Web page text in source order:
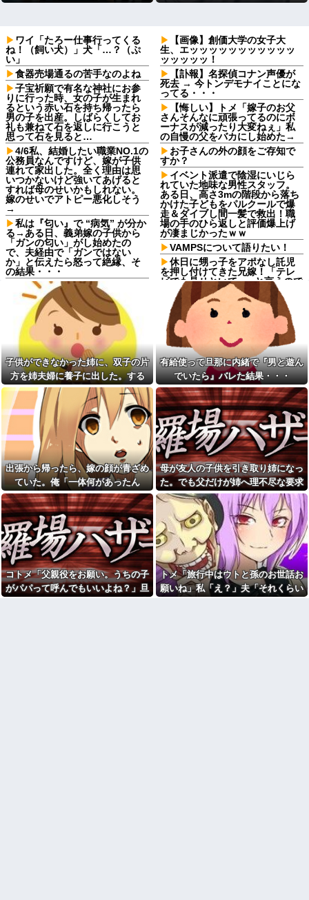
ワイ「たろー仕事行ってくる
ね！（飼い犬）」犬「…？（ぷ
い」
食器売場通るの苦手なのよね
子宝祈願で有名な神社にお参
りに行った時、女の子が生まれ
るという赤い石を持ち帰ったら
男の子を出産。しばらくしてお
礼も兼ねて石を返しに行こうと
思って石を見ると…
4/6私、結婚したい職業NO.1の
公務員なんですけど、嫁が子供
連れて家出した。全く理由は思
いつかないけど強いてあげると
すれば母のせいかもしれない。
嫁のせいでアトピー悪化しそう
→
私は『匂い』で “病気” が分か
る→ある日、義弟嫁の子供から
「ガンの匂い」がし始めたの
で、夫経由で「ガンではない
か」と伝えたら怒って絶縁、そ
の結果・・・
シャウエッセン公式、またこ
ういうのでいい丼をポスト
ダイアンのじゃない方がユー
スケさんになってしまっている
という事実←これ
女「43億円注文して………キ
ャンセルっと！」←こいつの目
的
【画像】愛知の半グレ、怖す
ぎる→御尊顔がこちら…
【驚愕】マチアプで会った外
国人からまさかの『こう』言わ
れたんやがこれワイ詰み
か？？？？？？？
警察「違反ですね」俺「一度
この車から見てくださいよ」→
見通しの悪い交差点で揉めた結
果、まさかの展開に…
ミスドで隣の席の女性二人の
会話が聞こえてきた。その内容
が、旦那と離婚したくてでっち
上げのDV証拠を...
アラフィフ正社員の男性が若
い20代の可愛い女の子以外には
挨拶をしない
私「もう離婚したい」夫「お
前は一生俺のために生きろ」→
話し合いになるはずが恐ろしい
要求を突き付けられて…
【画像】創価大学の女子大
生、エッッッッッッッッッッッ
ッッッッッ！
【訃報】名探偵コナン声優が
死去 → 今トンデモナイことにな
ってる・・・
【悔しい】トメ「嫁子のお父
さんそんなに頑張ってるのにボ
ーナスが減ったり大変ねぇ」私
の自慢の父をバカにし始めた→
お子さんの外の顔をご存知で
すか？
イベント派遣で陰湿にいじら
れていた地味な男性スタッフ。
ある日、高さ3mの階段から落ち
かけた子どもをパルクールで爆
走＆ダイブし間一髪で救出！職
場の手のひら返しと評価爆上げ
が凄まじかったｗｗ
VAMPSについて語りたい！
休日に甥っ子をアポなし託児
を押し付けてきた兄嫁！「テレ
ビでも見せといてw」と言うので
『Gガンダム』を一気見させた結
果……甥っ子が重度の中二病を
発症して家で大暴れｗｗ
休日に甥っ子をアポなし託児
を押し付けてきた兄嫁！「テレ
ビでも見せといてw」と言うので
『Gガンダム』を一気見させた結
果……甥っ子が重度の中二病を
発症して家で大暴れｗｗ
【結婚式当日に】義妹の不倫
を暴露した私。でも旦那が援助
したいと言い出して…ｗｗｗ
娘は幼稚園児で、娘と仲良し
のお友達には知的障害がありま
す そしてこの知的障害のあるお
子さんが、娘を殴るのです 「も
うあの子と遊ぶな」と娘に言っ
てもいいものでしょうか？
旦那が知らない間に夜の店行
ってた。私「なんで黙って行っ
たの？」旦那「暴力したら犯罪
だぞ」→夜の店通いを巡って夫
婦の言い争いが泥沼化して…
彼の母親と初めて食事した時
に彼母が「私ちゃんは結婚した
ら仕事辞める予定なんですって
ね」と言ってきた
【画像】福原遥さん、意外と
あるｗ他
子供ができなかった姉に、双子の片
方を姉夫婦に養子に出した。する
と、養子に出した子がすごく礼儀正
しくてビックリ
有給使って旦那に内緒で『男と遊ん
でいたら』バレた結果・・・
出張から帰ったら、嫁の顔が青ざめ
ていた。俺「一体何があったん
だ？」嫁「…」→子供たちに話を聞
くと…
母が友人の子供を引き取り姉になっ
た。でも父だけが姉へ理不尽な要求
ばかり押し付けていて…
コトメ「父親役をお願い。うちの子
がパパって呼んでもいいよね？」旦
トメ「旅行中はウトと孫のお世話お
願いね」私「え？」夫「それくらい